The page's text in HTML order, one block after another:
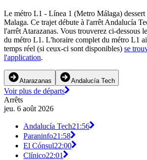
Le métro L1 - Línea 1 (Metro Málaga) dessert
Malaga. Ce trajet débute à l'arrêt Andalucía
l'arrêt Atarazanas. Vous trouverez ci-dessous
du métro L1. L'horaire complet du métro L1
temps réel (si ceux-ci sont disponibles) se
l'application.
Atarazanas Andalucía Tech
Voir plus de départs
Arrêts
jeu. 6 août 2026
Andalucía Tech21:56
Paraninfo21:58
El Cónsul22:00
Clínico22:01